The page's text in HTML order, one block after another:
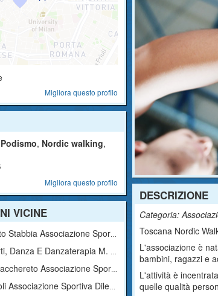
Migliora questo profilo
Podismo, Nordic walking,
Migliora questo profilo
VICINE
Associazione Sportiva Dilettantistica
M. Fux Associazione Sportiva Dilettantistica
Associazione Sportiva Dilettantistica
Sportiva Dilettantistica
DESCRIZIONE
Categoria:
Toscana Nordic
L'associazione è
bambini, ragazzi e
L'attività è
quelle qualità